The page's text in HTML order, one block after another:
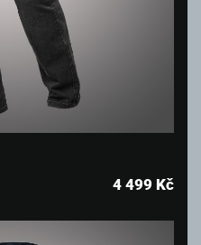
4 499 Kč